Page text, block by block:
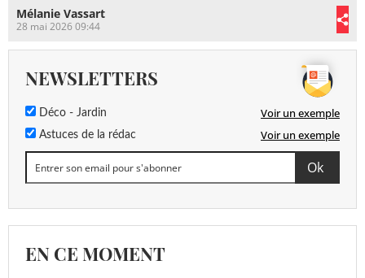
Mélanie Vassart
28 mai 2026 09:44
NEWSLETTERS
Déco - Jardin Voir un exemple
Astuces de la rédac Voir un exemple
EN CE MOMENT